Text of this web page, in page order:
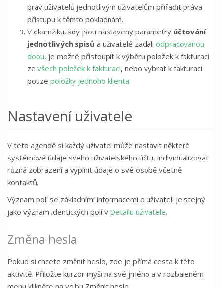
práv uživatelů jednotlivým uživatelům přiřadit práva
přístupu k těmto pokladnám.
V okamžiku, kdy jsou nastaveny parametry účtování
jednotlivých spisů a uživatelé zadali odpracovanou
dobu, je možné přistoupit k výběru položek k fakturaci
ze všech položek k fakturaci, nebo vybrat k fakturaci
pouze položky jednoho klienta.
Nastavení uživatele
V této agendě si každý uživatel může nastavit některé
systémové údaje svého uživatelského účtu, individualizovat
různá zobrazení a vyplnit údaje o své osobě včetně
kontaktů.
Význam polí se základními informacemi o uživateli je stejný
jako význam identických polí v Detailu uživatele.
Změna hesla
Pokud si chcete změnit heslo, zde je přímá cesta k této
aktivitě. Přiložte kurzor myši na své jméno a v rozbaleném
menu klikněte na volbu Změnit heslo